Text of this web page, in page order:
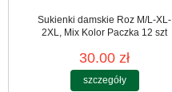
Sukienki damskie Roz M/L-XL-
2XL, Mix Kolor Paczka 12 szt
30.00 zł
szczegóły